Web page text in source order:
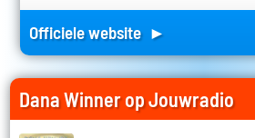
Officiele website ►
Dana Winner op Jouwradio